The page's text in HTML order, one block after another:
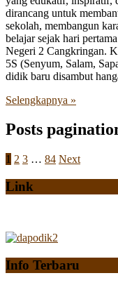
dirancang untuk
sekolah, membangun
belajar sejak hari
Negeri 2 Cangkringan.
5S (Senyum, Salam,
didik baru disambut
Selengkapnya »
Posts
1 2 3 … 84 Next
Link
Info Terbaru